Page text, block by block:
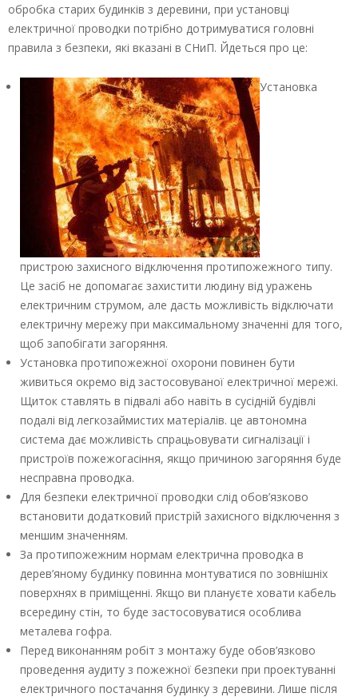
обробка старих будинків з деревини, при установці
електричної проводки потрібно дотримуватися головні
правила з безпеки, які вказані в СНиП. Йдеться про це:
Установка
пристрою захисного відключення протипожежного типу.
Це засіб не допомагає захистити людину від уражень
електричним струмом, але дасть можливість відключати
електричну мережу при максимальному значенні для того,
щоб запобігати загоряння.
Установка протипожежної охорони повинен бути
живиться окремо від застосовуваної електричної мережі.
Щиток ставлять в підвалі або навіть в сусідній будівлі
подалі від легкозаймистих матеріалів. це автономна
система дає можливість спрацьовувати сигналізації і
пристроїв пожежогасіння, якщо причиною загоряння буде
несправна проводка.
Для безпеки електричної проводки слід обов’язково
встановити додатковий пристрій захисного відключення з
меншим значенням.
За протипожежним нормам електрична проводка в
дерев’яному будинку повинна монтуватися по зовнішніх
поверхнях в приміщенні. Якщо ви плануєте ховати кабель
всередину стін, то буде застосовуватися особлива
металева гофра.
Перед виконанням робіт з монтажу буде обов’язково
проведення аудиту з пожежної безпеки при проектуванні
електричного постачання будинку з деревини. Лише після